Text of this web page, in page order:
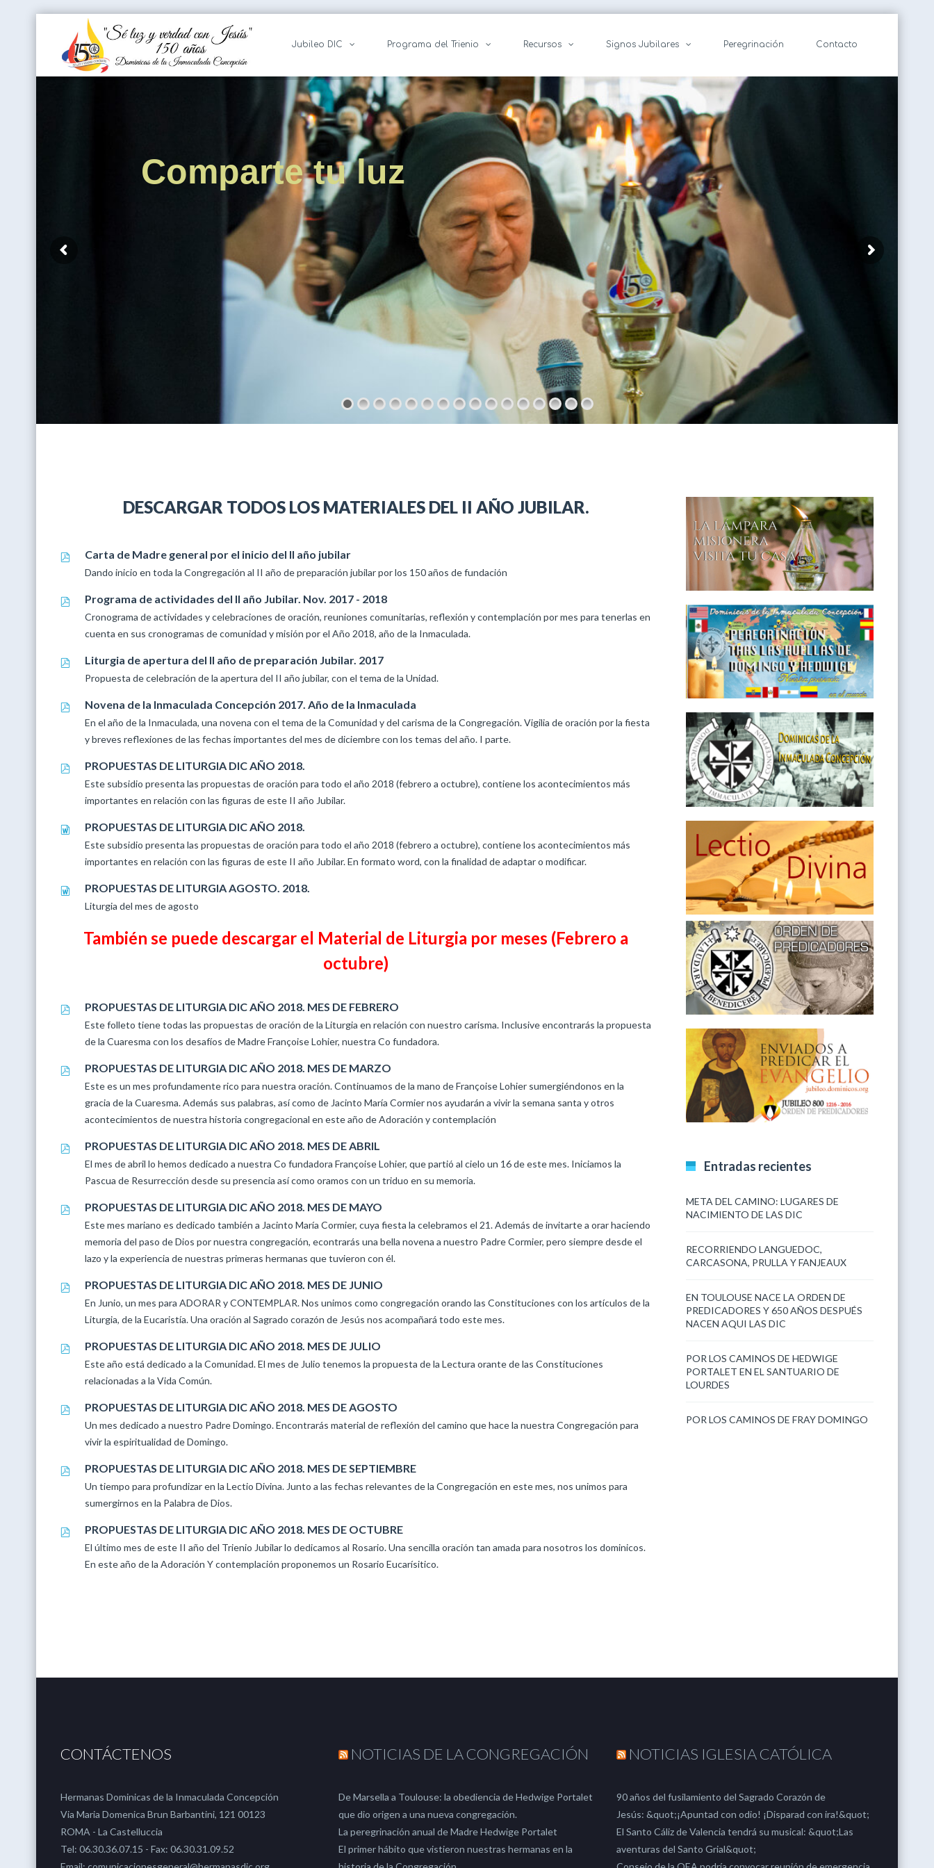
Jubileo DIC Programa del Trienio Recursos Signos Jubilares Peregrinación Contacto
Comparte tu luz
DESCARGAR TODOS LOS MATERIALES DEL II AÑO JUBILAR.
Carta de Madre general por el inicio del II año jubilar
Dando inicio en toda la Congregación al II año de preparación jubilar por los 150 años de fundación
Programa de actividades del II año Jubilar. Nov. 2017 - 2018
Cronograma de actividades y celebraciones de oración, reuniones comunitarias, reflexión y contemplación por mes para tenerlas en
cuenta en sus cronogramas de comunidad y misión por el Año 2018, año de la Inmaculada.
Liturgia de apertura del II año de preparación Jubilar. 2017
Propuesta de celebración de la apertura del II año jubilar, con el tema de la Unidad.
Novena de la Inmaculada Concepción 2017. Año de la Inmaculada
En el año de la Inmaculada, una novena con el tema de la Comunidad y del carisma de la Congregación. Vigilia de oración por la fiesta
y breves reflexiones de las fechas importantes del mes de diciembre con los temas del año. I parte.
PROPUESTAS DE LITURGIA DIC AÑO 2018.
Este subsidio presenta las propuestas de oración para todo el año 2018 (febrero a octubre), contiene los acontecimientos más
importantes en relación con las figuras de este II año Jubilar.
PROPUESTAS DE LITURGIA DIC AÑO 2018.
Este subsidio presenta las propuestas de oración para todo el año 2018 (febrero a octubre), contiene los acontecimientos más
importantes en relación con las figuras de este II año Jubilar. En formato word, con la finalidad de adaptar o modificar.
PROPUESTAS DE LITURGIA AGOSTO. 2018.
Liturgia del mes de agosto
También se puede descargar el Material de Liturgia por meses (Febrero a
octubre)
PROPUESTAS DE LITURGIA DIC AÑO 2018. MES DE FEBRERO
Este folleto tiene todas las propuestas de oración de la Liturgia en relación con nuestro carisma. Inclusive encontrarás la propuesta
de la Cuaresma con los desafíos de Madre Françoise Lohier, nuestra Co fundadora.
PROPUESTAS DE LITURGIA DIC AÑO 2018. MES DE MARZO
Este es un mes profundamente rico para nuestra oración. Continuamos de la mano de Françoise Lohier sumergiéndonos en la
gracia de la Cuaresma. Además sus palabras, así como de Jacinto María Cormier nos ayudarán a vivir la semana santa y otros
acontecimientos de nuestra historia congregacional en este año de Adoración y contemplación
PROPUESTAS DE LITURGIA DIC AÑO 2018. MES DE ABRIL
El mes de abril lo hemos dedicado a nuestra Co fundadora Françoise Lohier, que partió al cielo un 16 de este mes. Iniciamos la
Pascua de Resurrección desde su presencia así como oramos con un triduo en su memoria.
PROPUESTAS DE LITURGIA DIC AÑO 2018. MES DE MAYO
Este mes mariano es dedicado también a Jacinto María Cormier, cuya fiesta la celebramos el 21. Además de invitarte a orar haciendo
memoria del paso de Dios por nuestra congregación, econtrarás una bella novena a nuestro Padre Cormier, pero siempre desde el
lazo y la experiencia de nuestras primeras hermanas que tuvieron con él.
PROPUESTAS DE LITURGIA DIC AÑO 2018. MES DE JUNIO
En Junio, un mes para ADORAR y CONTEMPLAR. Nos unimos como congregación orando las Constituciones con los artículos de la
Liturgia, de la Eucaristía. Una oración al Sagrado corazón de Jesús nos acompañará todo este mes.
PROPUESTAS DE LITURGIA DIC AÑO 2018. MES DE JULIO
Este año está dedicado a la Comunidad. El mes de Julio tenemos la propuesta de la Lectura orante de las Constituciones
relacionadas a la Vida Común.
PROPUESTAS DE LITURGIA DIC AÑO 2018. MES DE AGOSTO
Un mes dedicado a nuestro Padre Domingo. Encontrarás material de reflexión del camino que hace la nuestra Congregación para
vivir la espiritualidad de Domingo.
PROPUESTAS DE LITURGIA DIC AÑO 2018. MES DE SEPTIEMBRE
Un tiempo para profundizar en la Lectio Divina. Junto a las fechas relevantes de la Congregación en este mes, nos unimos para
sumergirnos en la Palabra de Dios.
PROPUESTAS DE LITURGIA DIC AÑO 2018. MES DE OCTUBRE
El último mes de este II año del Trienio Jubilar lo dedicamos al Rosario. Una sencilla oración tan amada para nosotros los dominicos.
En este año de la Adoración Y contemplación proponemos un Rosario Eucarísitico.
Entradas recientes
META DEL CAMINO: LUGARES DE
NACIMIENTO DE LAS DIC
RECORRIENDO LANGUEDOC,
CARCASONA, PRULLA Y FANJEAUX
EN TOULOUSE NACE LA ORDEN DE
PREDICADORES Y 650 AÑOS DESPUÉS
NACEN AQUI LAS DIC
POR LOS CAMINOS DE HEDWIGE
PORTALET EN EL SANTUARIO DE
LOURDES
POR LOS CAMINOS DE FRAY DOMINGO
CONTÁCTENOS
Hermanas Dominicas de la Inmaculada Concepción
Via Maria Domenica Brun Barbantini, 121 00123
ROMA - La Castelluccia
Tel: 06.30.36.07.15 - Fax: 06.30.31.09.52
NOTICIAS DE LA CONGREGACIÓN
De Marsella a Toulouse: la obediencia de Hedwige Portalet
que dio origen a una nueva congregación.
La peregrinación anual de Madre Hedwige Portalet
El primer hábito que vistieron nuestras hermanas en la
NOTICIAS IGLESIA CATÓLICA
90 años del fusilamiento del Sagrado Corazón de
Jesús: &quot;¡Apuntad con odio! ¡Disparad con ira!&quot;
El Santo Cáliz de Valencia tendrá su musical: &quot;Las
aventuras del Santo Grial&quot;